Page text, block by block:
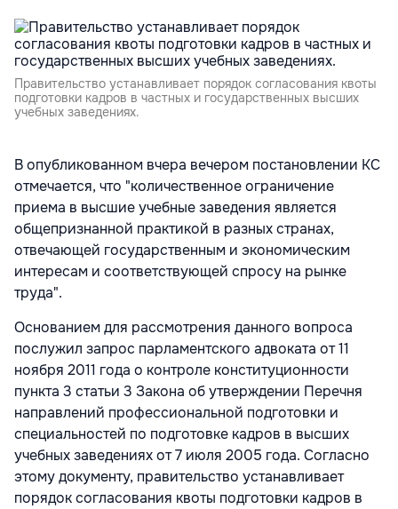
Правительство устанавливает порядок согласования квоты
подготовки кадров в частных и государственных высших
учебных заведениях.
В опубликованном вчера вечером постановлении КС
отмечается, что "количественное ограничение
приема в высшие учебные заведения является
общепризнанной практикой в разных странах,
отвечающей государственным и экономическим
интересам и соответствующей спросу на рынке
труда".
Основанием для рассмотрения данного вопроса
послужил запрос парламентского адвоката от 11
ноября 2011 года о контроле конституционности
пункта 3 статьи 3 Закона об утверждении Перечня
направлений профессиональной подготовки и
специальностей по подготовке кадров в высших
учебных заведениях от 7 июля 2005 года. Согласно
этому документу, правительство устанавливает
порядок согласования квоты подготовки кадров в